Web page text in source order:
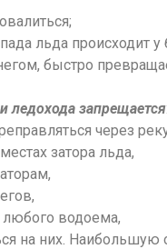
льда происходит у
быстро
ледохода запрещается:
через
затора льда,
любого водоема,
на них.